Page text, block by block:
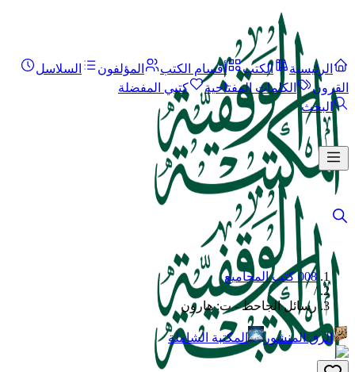
الرئيسية الكتب أقسام الكتب المؤلفون
السلاسل
القرون
الكلمات المفتاحية
كتبي المفضلة
البحث
008 كتب المجاميع
/
رسائل الجاحظ - ت: هارون
الرق المنشور المكتبة الشاملة